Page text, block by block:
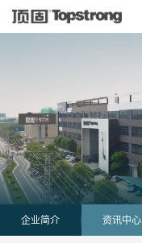
企业简介 资讯中心